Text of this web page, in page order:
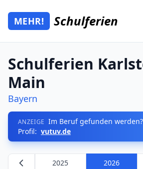
Zum Hauptinhalt springen
Mehr Schulferien
MEHR! Schulferien
Schulferien
Main
Bayern
ANZEIGE Im Beruf gefunden
Profil: vutuv.de
2025 2026